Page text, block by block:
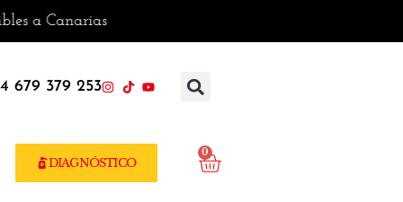
679 379 253
DIAGNÓSTICO
0